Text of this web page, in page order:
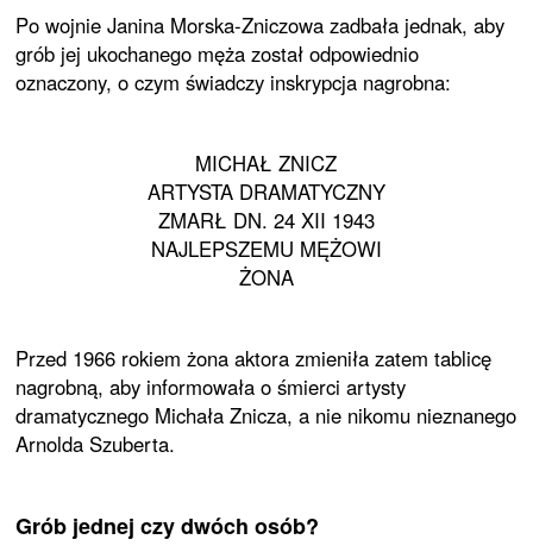
Po wojnie Janina Morska-Zniczowa zadbała jednak, aby
grób jej ukochanego męża został odpowiednio
oznaczony, o czym świadczy inskrypcja nagrobna:
MICHAŁ ZNICZ
ARTYSTA DRAMATYCZNY
ZMARŁ DN. 24 XII 1943
NAJLEPSZEMU MĘŻOWI
ŻONA
Przed 1966 rokiem żona aktora zmieniła zatem tablicę
nagrobną, aby informowała o śmierci artysty
dramatycznego Michała Znicza, a nie nikomu nieznanego
Arnolda Szuberta.
Grób jednej czy dwóch osób?